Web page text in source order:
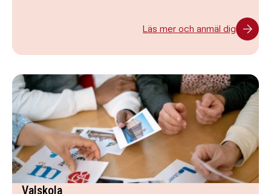
Läs mer och anmäl dig
Valskola